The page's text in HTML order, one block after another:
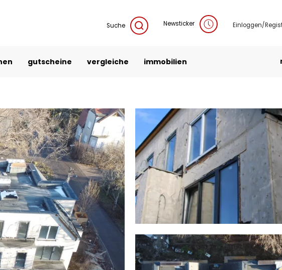
Suche Newsticker Einloggen/
gutscheine vergleiche immobilien